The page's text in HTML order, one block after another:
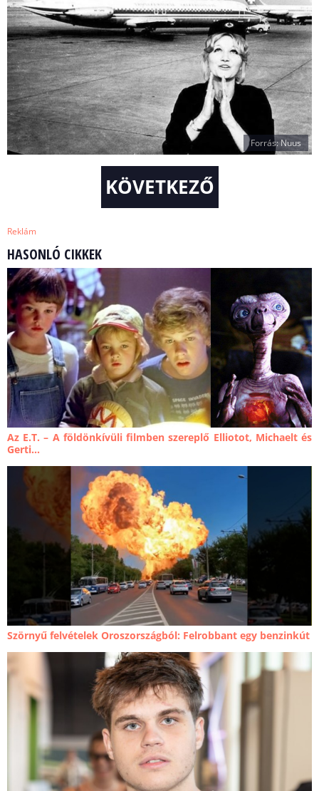
Forrás: Nuus
KÖVETKEZŐ
Reklám
HASONLÓ CIKKEK
Az E.T. – A földönkívüli filmben szereplő Elliotot, Michaelt és
Gerti...
Szörnyű felvételek Oroszországból: Felrobbant egy benzinkút